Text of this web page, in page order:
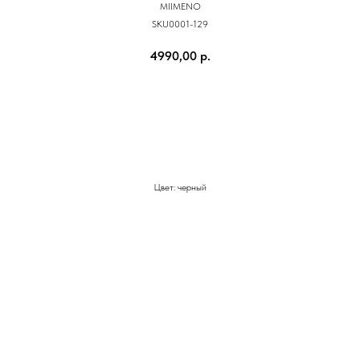
MIIMENO
SKU0001-129
4990,00 р.
Цвет: черный